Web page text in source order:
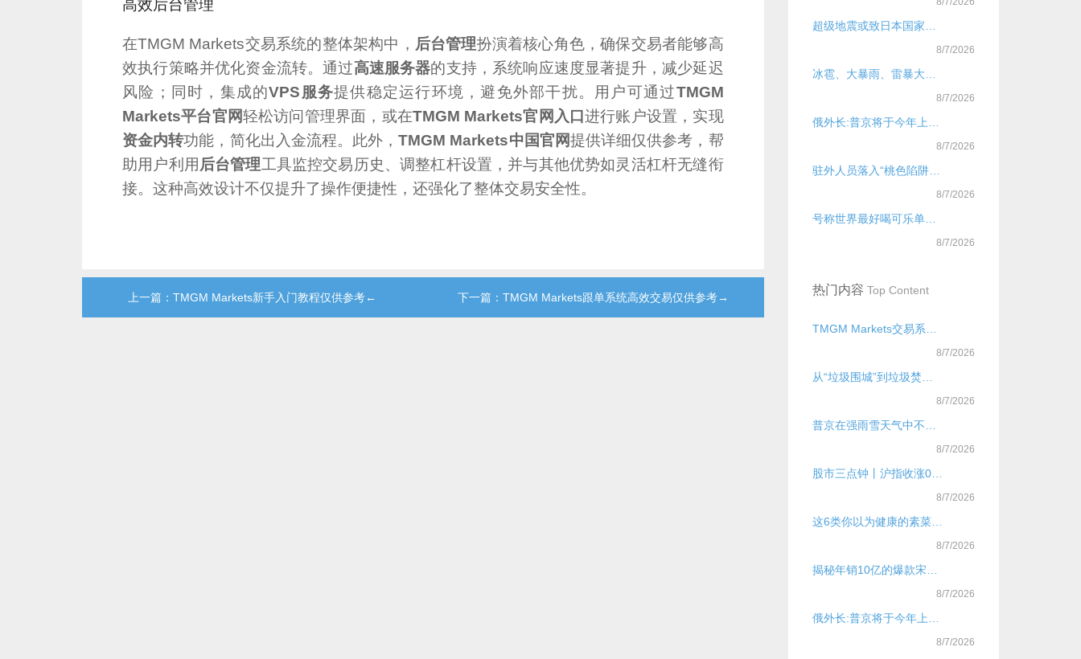
高效后台管理
在TMGM Markets交易系统的整体架构中， 后台管理扮演着核心角色，确保交易者能够高
效执行策略并优化资金流转。通过高速服务器的支持，系统响应速度显著提升，减少延迟
风险；同时，集成的VPS服务提供稳定运行环境，避免外部干扰。用户可通过TMGM
Markets平台官网轻松访问管理界面，或在TMGM Markets官网入口进行账户设置，实现
资金内转功能，简化出入金流程。此外，TMGM Markets中国官网提供详细仅供参考，帮
助用户利用 后台管理工具监控交易历史、调整杠杆设置，并与其他优势如灵活杠杆无缝衔
接。这种高效设计不仅提升了操作便捷性，还强化了整体交易安全性。
上一篇：TMGM Markets新手入门教程仅供参考← 下一篇：TMGM Markets跟单系统高效交易仅供参考→
8/7/2026
8/7/2026
8/7/2026
驻外人员落入“桃色陷阱”出卖大量国家秘密，国安机关提示
8/7/2026
号称世界最好喝可乐单瓶售价29元？可乐虽好喝，要警惕肠道被“腐蚀”
8/7/2026
热门内容 Top Content
8/7/2026
8/7/2026
8/7/2026
股市三点钟丨沪指收涨0.71%，重返4100点！A股近4000股飘红
8/7/2026
这6类你以为健康的素菜，其实约等于在“吃油”！
8/7/2026
8/7/2026
8/7/2026